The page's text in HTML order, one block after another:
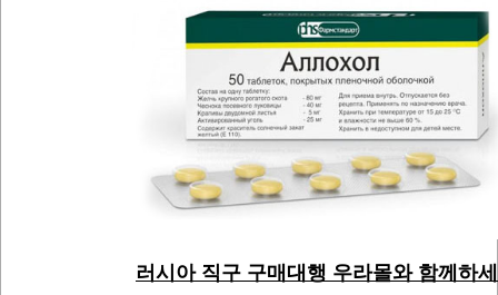
러시아 직구 구매대행 우라몰와 함께하